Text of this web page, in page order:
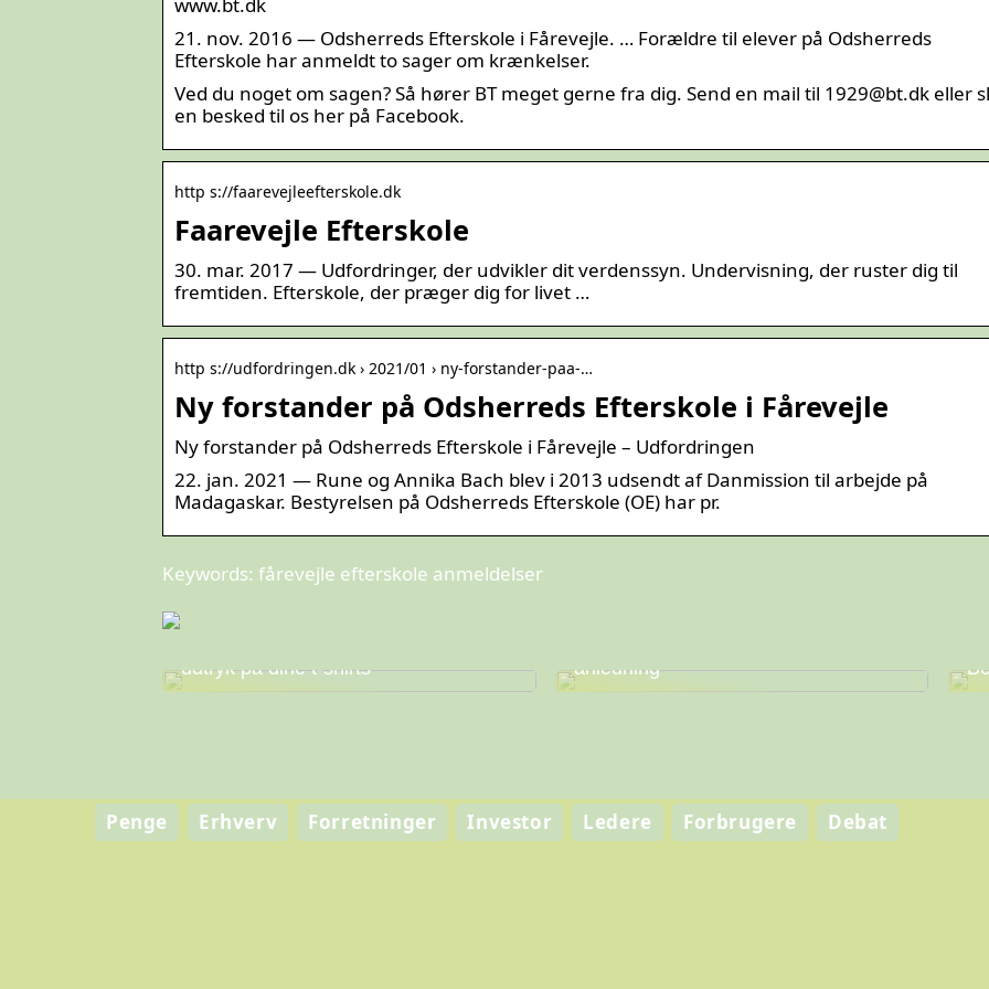
21. nov. 2016 — Odsherreds Efterskole i Fårevejle. … Forældre til elever på Odsherreds
Efterskole har anmeldt to sager om krænkelser.
Ved du noget om sagen? Så hører BT meget gerne fra dig. Send en mail til 1929@bt.dk eller
en besked til os her på Facebook.
http s://faarevejleefterskole.dk
Faarevejle Efterskole
30. mar. 2017 — Udfordringer, der udvikler dit verdenssyn. Undervisning, der ruster dig til
fremtiden. Efterskole, der præger dig for livet …
http s://udfordringen.dk › 2021/01 › ny-forstander-paa-…
Ny forstander på Odsherreds Efterskole i Fårevejle
Ny forstander på Odsherreds Efterskole i Fårevejle – Udfordringen
22. jan. 2021 — Rune og Annika Bach blev i 2013 udsendt af Danmission til arbejde på
Madagaskar. Bestyrelsen på Odsherreds Efterskole (OE) har pr.
Keywords: fårevejle efterskole anmeldelser
udtryk på dine t-shirts
anledning
Penge Erhverv Forretninger Investor Ledere Forbrugere Debat